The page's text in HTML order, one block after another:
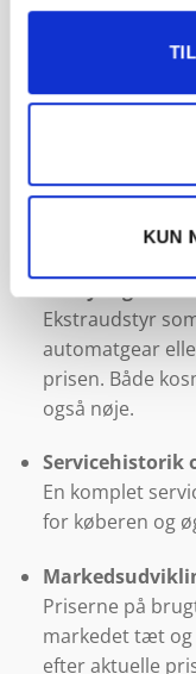
KUN
Nogle
eksempelvis har
Jo færre
år er, desto
Udstyr og stand
Ekstraudstyr
automatgear
prisen. Både
også nøje.
Servicehistorik
En komplet
for køberen og
Priserne på
markedet tæt
efter aktuelle